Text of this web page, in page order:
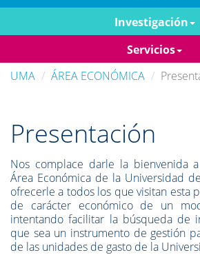
Investigación
Servicios
UMA
ÁREA ECONÓMICA
Presentación
Nos complace darle la bienvenida
Área Económica de la Universidad
ofrecerle a todos los que visitan esta
de carácter económico de un
intentando facilitar la búsqueda de
que sea un instrumento de gestión
de las unidades de gasto de la